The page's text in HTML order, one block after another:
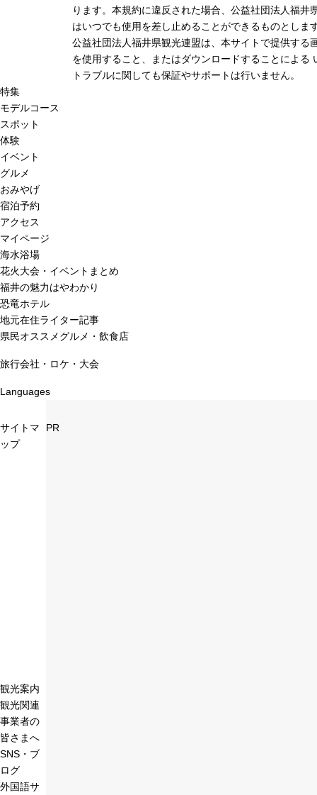
ります。本規約に違反された場合、公益社団法人福井
はいつでも使用を差し止めることができるものとしま
公益社団法人福井県観光連盟は、本サイトで提供する
を使用すること、またはダウンロードすることによる
トラブルに関しても保証やサポートは行いません。
特集
モデルコース
スポット
体験
イベント
グルメ
おみやげ
宿泊予約
アクセス
マイページ
海水浴場
花火大会・イベントまとめ
福井の魅力はやわかり
恐竜ホテル
地元在住ライター記事
県民オススメグルメ・飲食店
旅行会社・ロケ・大会
Languages
サイトマ
ップ
観光案内
観光関連
事業者の
皆さまへ
SNS・ブ
ログ
外国語サ
PR